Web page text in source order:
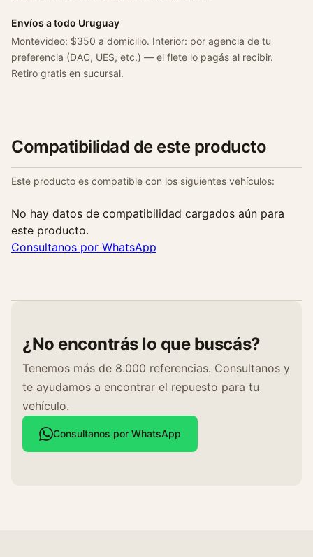
Envíos a todo Uruguay
Montevideo: $350 a domicilio. Interior: por agencia de tu
preferencia (DAC, UES, etc.) — el flete lo pagás al recibir.
Retiro gratis en sucursal.
Compatibilidad de este producto
Este producto es compatible con los siguientes vehículos:
No hay datos de compatibilidad cargados aún para
este producto.
Consultanos por WhatsApp
¿No encontrás lo que buscás?
Tenemos más de 8.000 referencias. Consultanos y
te ayudamos a encontrar el repuesto para tu
vehículo.
Consultanos por WhatsApp